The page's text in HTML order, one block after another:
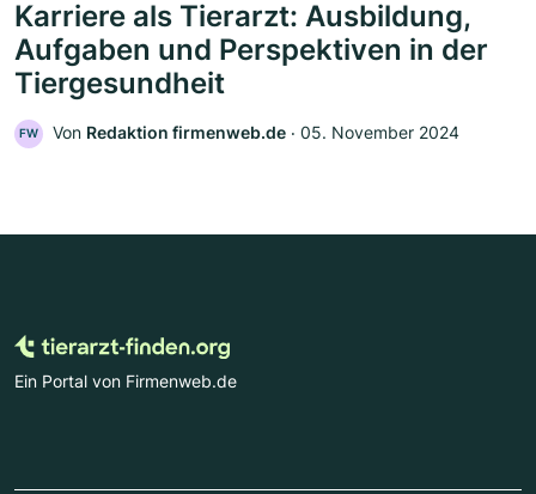
Karriere als Tierarzt: Ausbildung,
Aufgaben und Perspektiven in der
Tiergesundheit
FW Von Redaktion firmenweb.de ‧ 05. November 2024
Ein Portal von Firmenweb.de